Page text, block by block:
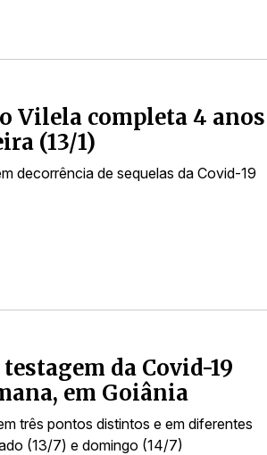
Vilela completa 4 anos
(13/1)
decorrência de sequelas da Covid-19
da Covid-19
em Goiânia
três pontos distintos e em diferentes
(13/7) e domingo (14/7)